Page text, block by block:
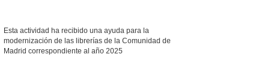
Esta actividad ha recibido una ayuda para la
modernización de las librerías de la Comunidad de
Madrid correspondiente al año 2025